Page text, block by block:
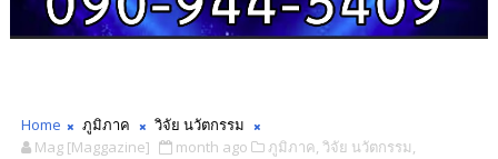
Home ภูมิภาค
วิจัย นวัตกรรม
Mag [Maggazine]
month ago ภูมิภาค, วิจัย นวัตกรรม,